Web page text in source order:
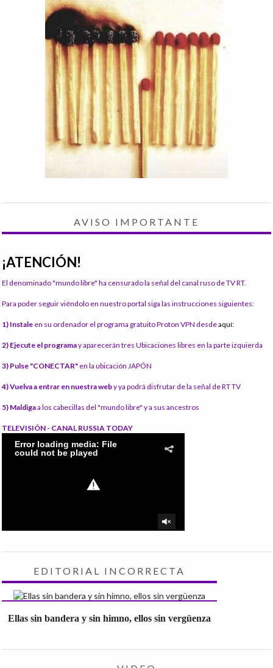
AVISO IMPORTANTE
¡ATENCIÓN!
El denominado "mundo libre" ha censurado la señal del canal ruso de TV RT.
Para poder seguir viéndolo en nuestro portal siga las instrucciones siguientes:
1) Instale en su ordenador el programa gratuito Proton VPN desdeaquí:
2) Ejecute el programay aparecerán tres Ubicaciones libres en la parte izquierda
3) Pulse "CONECTAR" en la ubicación JAPÓN
4) Vuelva a entrar en nuestra weby ya podrá disfrutar de la señal de RT TV
5) Maldigaa los cabecillas del "mundo libre" y a sus ancestros
TELEVISIÓN - CANAL RUSSIA TODAY
EDITORIAL INCORRECTA
Ellas sin bandera y sin himno, ellos sin vergüenza